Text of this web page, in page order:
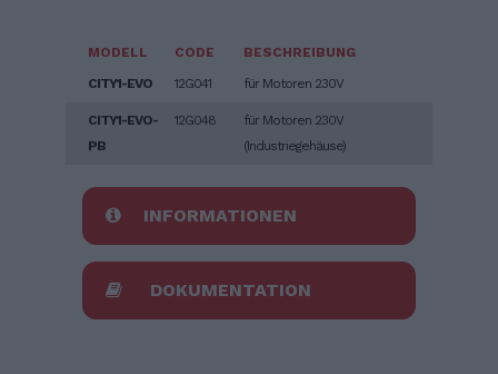
MODELL CODE
BESCHREIBUNG
CITY1-EVO
12G041 für Motoren 230V
CITY1-EVO-
PB
12G048
für Motoren 230V
(Industriegehäuse)
INFORMATIONEN
DOKUMENTATION